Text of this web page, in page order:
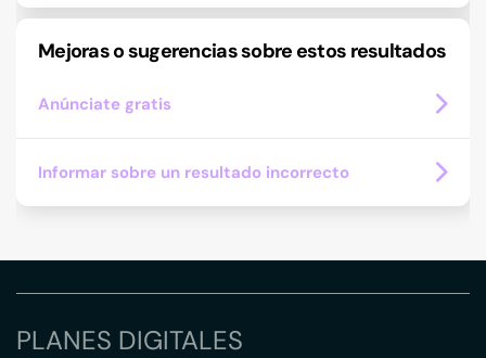
Mejoras o sugerencias sobre estos resultados
Anúnciate gratis
Informar sobre un resultado incorrecto
PLANES DIGITALES